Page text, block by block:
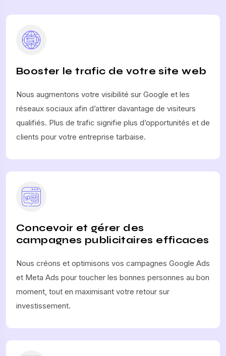
Booster le trafic de votre site web
Nous augmentons votre visibilité sur Google et les
réseaux sociaux afin d’attirer davantage de visiteurs
qualifiés. Plus de trafic signifie plus d’opportunités et de
clients pour votre entreprise tarbaise.
Concevoir et gérer des
campagnes publicitaires efficaces
Nous créons et optimisons vos campagnes Google Ads
et Meta Ads pour toucher les bonnes personnes au bon
moment, tout en maximisant votre retour sur
investissement.